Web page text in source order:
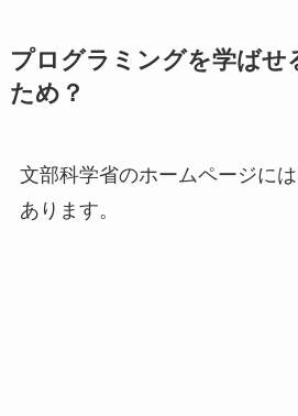
プログラミングを学ばせ
ため？
文部科学省のホームページに
あります。